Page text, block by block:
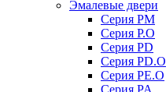
Эмалевые двери
Серия PM
Серия P.O
Серия PD
Серия PD.O
Серия PE.O
Серия PA